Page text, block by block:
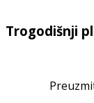
Trogodišnji